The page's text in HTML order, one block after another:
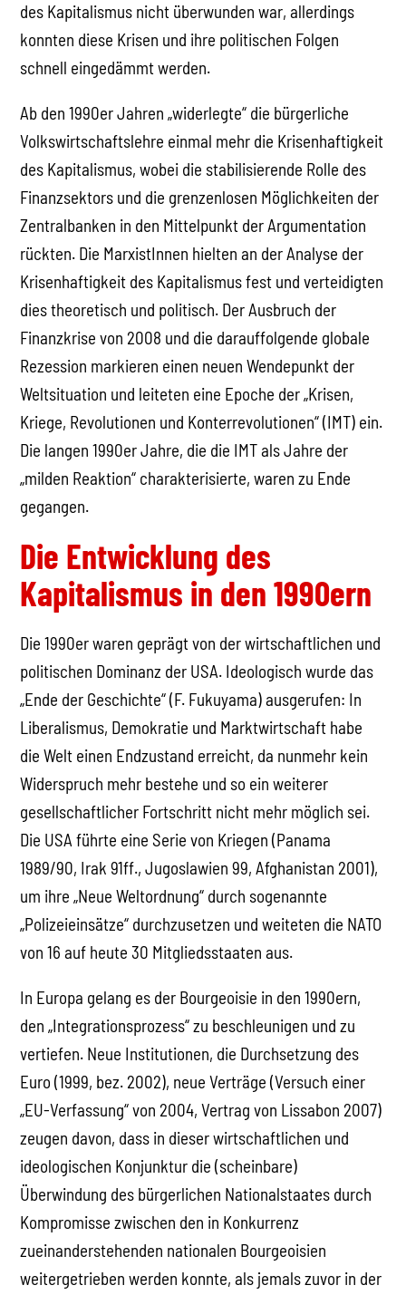
des Kapitalismus nicht überwunden war, allerdings
konnten diese Krisen und ihre politischen Folgen
schnell eingedämmt werden.
Ab den 1990er Jahren „widerlegte“ die bürgerliche
Volkswirtschaftslehre einmal mehr die Krisenhaftigkeit
des Kapitalismus, wobei die stabilisierende Rolle des
Finanzsektors und die grenzenlosen Möglichkeiten der
Zentralbanken in den Mittelpunkt der Argumentation
rückten. Die MarxistInnen hielten an der Analyse der
Krisenhaftigkeit des Kapitalismus fest und verteidigten
dies theoretisch und politisch. Der Ausbruch der
Finanzkrise von 2008 und die darauffolgende globale
Rezession markieren einen neuen Wendepunkt der
Weltsituation und leiteten eine Epoche der „Krisen,
Kriege, Revolutionen und Konterrevolutionen“ (IMT) ein.
Die langen 1990er Jahre, die die IMT als Jahre der
„milden Reaktion“ charakterisierte, waren zu Ende
gegangen.
Die Entwicklung des
Kapitalismus in den 1990ern
Die 1990er waren geprägt von der wirtschaftlichen und
politischen Dominanz der USA. Ideologisch wurde das
„Ende der Geschichte“ (F. Fukuyama) ausgerufen: In
Liberalismus, Demokratie und Marktwirtschaft habe
die Welt einen Endzustand erreicht, da nunmehr kein
Widerspruch mehr bestehe und so ein weiterer
gesellschaftlicher Fortschritt nicht mehr möglich sei.
Die USA führte eine Serie von Kriegen (Panama
1989/90, Irak 91ff., Jugoslawien 99, Afghanistan 2001),
um ihre „Neue Weltordnung“ durch sogenannte
„Polizeieinsätze“ durchzusetzen und weiteten die NATO
von 16 auf heute 30 Mitgliedsstaaten aus.
In Europa gelang es der Bourgeoisie in den 1990ern,
den „Integrationsprozess“ zu beschleunigen und zu
vertiefen. Neue Institutionen, die Durchsetzung des
Euro (1999, bez. 2002), neue Verträge (Versuch einer
„EU-Verfassung“ von 2004, Vertrag von Lissabon 2007)
zeugen davon, dass in dieser wirtschaftlichen und
ideologischen Konjunktur die (scheinbare)
Überwindung des bürgerlichen Nationalstaates durch
Kompromisse zwischen den in Konkurrenz
zueinanderstehenden nationalen Bourgeoisien
weitergetrieben werden konnte, als jemals zuvor in der